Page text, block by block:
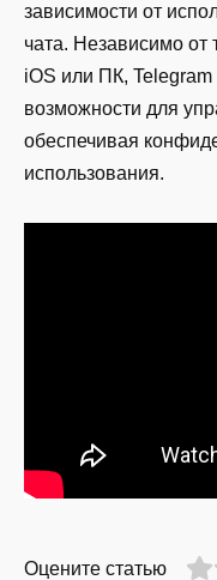
зависимости от
чата. Независимо от
iOS или ПК, Telegram
возможности для
обеспечивая
использования.
Оцените статью